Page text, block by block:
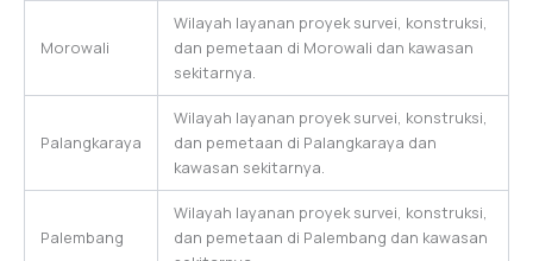
Morowali
Wilayah layanan proyek survei, konstruksi,
dan pemetaan di Morowali dan kawasan
sekitarnya.
Palangkaraya
Wilayah layanan proyek survei, konstruksi,
dan pemetaan di Palangkaraya dan
kawasan sekitarnya.
Palembang
Wilayah layanan proyek survei, konstruksi,
dan pemetaan di Palembang dan kawasan